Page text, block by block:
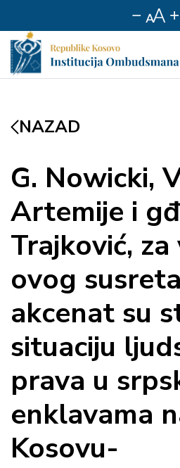
NAZAD
G. Nowicki,
Artemije i
Trajković,
ovog
akcenat su
situaciju
prava u
enklavama
Kosovu-